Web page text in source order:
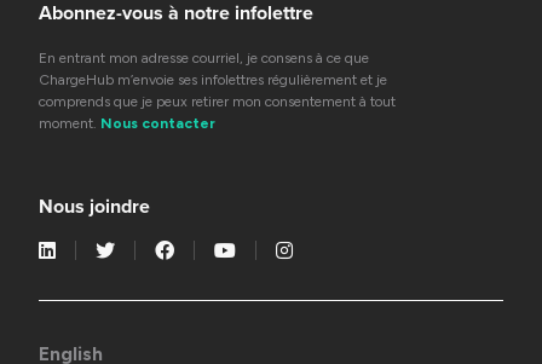
Abonnez-vous à notre infolettre
En entrant mon adresse courriel, je consens à ce que
ChargeHub m’envoie ses infolettres régulièrement et je
comprends que je peux retirer mon consentement à tout
moment. Nous contacter
Nous joindre
English